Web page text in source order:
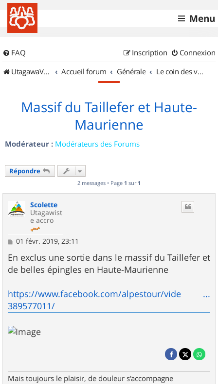
Menu
FAQ Connexion
Inscription
UtagawaVTT (Randos VTT et VTTAE avec traces GPS)
Accueil forum Générale Le coin des vidéastes
Massif du Taillefer et Haute-
Maurienne
Modérateur : Modérateurs des Forums
Répondre
2 messages • Page 1 sur 1
Scolette
Utagawist
e accro
M
s
s
a
01 févr. 2019, 23:11
En exclus une sortie dans le massif du Taillefer et
de belles épingles en Haute-Maurienne
https://www.facebook.com/alpestour/vide ...
389577011/
Mais toujours le plaisir, de douleur s'accompagne